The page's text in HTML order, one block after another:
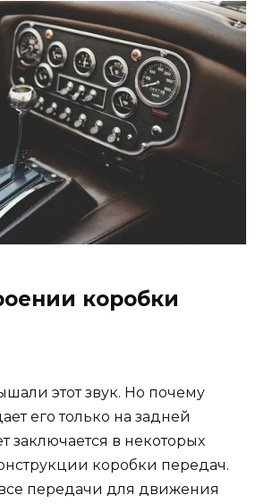
коробки
этот звук. Но почему
его только на задней
заключается в некоторых
коробки передач.
передачи для движения